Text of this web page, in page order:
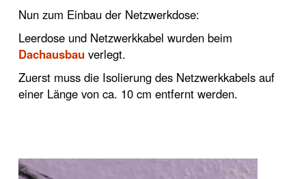
Nun zum Einbau der Netzwerkdose:
Leerdose und Netzwerkkabel wurden beim
Dachausbau verlegt.
Zuerst muss die Isolierung des Netzwerkkabels auf
einer Länge von ca. 10 cm entfernt werden.